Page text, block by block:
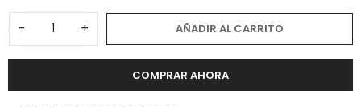
- + AÑADIR AL CARRITO
COMPRAR AHORA